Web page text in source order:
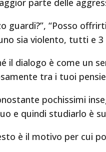
parte delle
guardi?”, “Posso
sia violento, tutti e
il dialogo è come un
tra i tuoi
pochissimi
e quindi studiarlo è
è il motivo per cui